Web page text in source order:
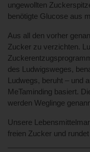
ungewollten
benötigte Glucose aus
Aus all den vorher
Zucker zu verzichten.
des Ludwigsweges,
Ludwegs, beruht – und
MeTaminding basiert.
werden Weglinge
Unsere
freien Zucker und